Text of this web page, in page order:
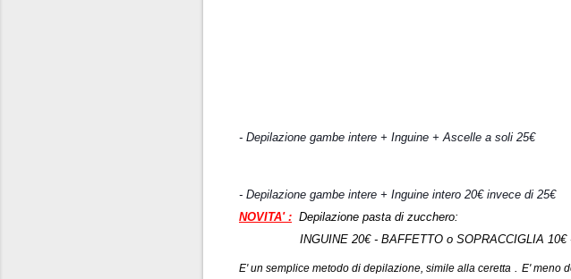
- Depilazione gambe intere + Inguine + Ascelle a soli 25€
- Depilazione gambe intere + Inguine intero 20€ invece di 25€
NOVITA' : Depilazione pasta di zucchero:
INGUINE 20€ - BAFFETTO o SOPRACCIGLIA 10€ -
E' un semplice metodo di depilazione, simile alla ceretta E' meno